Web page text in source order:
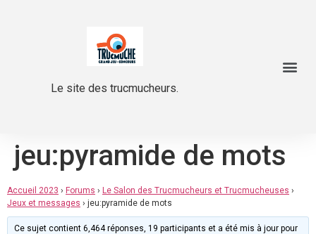
Le site des trucmucheurs.
jeu:pyramide de mots
Accueil 2023 › Forums › Le Salon des Trucmucheurs et Trucmucheuses ›
Jeux et messages › jeu:pyramide de mots
Ce sujet contient 6,464 réponses, 19 participants et a été mis à jour pour